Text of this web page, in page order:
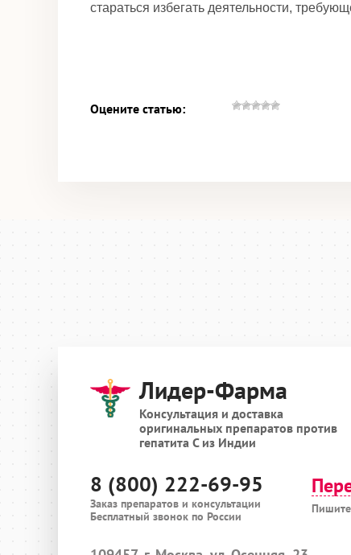
стараться избегать деятельности,
Оцените статью:
Лидер-Фарма
Консультация и доставка
оригинальных препаратов против
гепатита С из Индии
8 (800) 222-69-95
Заказ препаратов и консультации
Бесплатный звонок по России